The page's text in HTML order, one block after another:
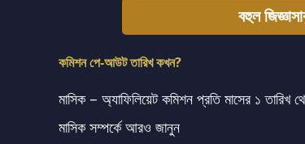
বহুল
কমিশন পে‑আউট তারিখ কখন?
মাসিক – অ্যাফিলিয়েট কমিশন প্রতি মাসের ১ তারিখ
মাসিক সম্পর্কে আরও জানুন